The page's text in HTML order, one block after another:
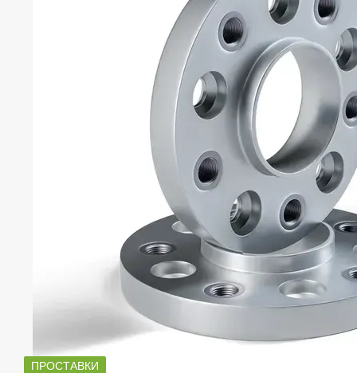
ПРОСТАВКИ